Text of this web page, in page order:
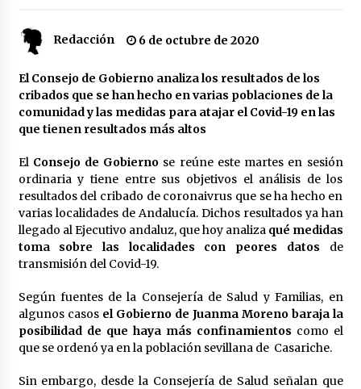
5.500 efectivos se encargarán de la seguridad
17 de mayo de 2022
Leyendas del Betis y del Sevilla vuelven al
terreno de juego en un derbi a beneficio de
Down Sevilla
La Cartuja Pickman esquiva su liquidación al
no tener que pagar seis millones de euros a la
Seguridad Social
13 de mayo de 2022
¿Un «insulto» al traje de flamenca?
Semidesnudos, trasparencias y batas de cola
7 de mayo de 2022
Los farolillos de la Feria de Sevilla se
repondrán cuando desaparezca el riesgo de
4 de mayo de 2022
Redacción 6 de octubre de 2020
El Consejo de Gobierno analiza los resultados de los
cribados que se han hecho en varias poblaciones de la
comunidad y las medidas para atajar el Covid-19 en las
que tienen resultados más altos
El Consejo de Gobierno se reúne este martes en sesión
ordinaria y tiene entre sus objetivos el análisis de los
resultados del cribado de coronaivrus que se ha hecho en
varias localidades de Andalucía. Dichos resultados ya han
llegado al Ejecutivo andaluz, que hoy analizaqué medidas
toma sobre las localidades con peores datos de
transmisión del Covid-19.
Según fuentes de la Consejería de Salud y Familias, en
algunos casos el Gobierno de Juanma Moreno baraja la
posibilidad de que haya más confinamientos como el
que se ordenó ya en la población sevillana de Casariche.
Sin embargo, desde la Consejería de Salud señalan que